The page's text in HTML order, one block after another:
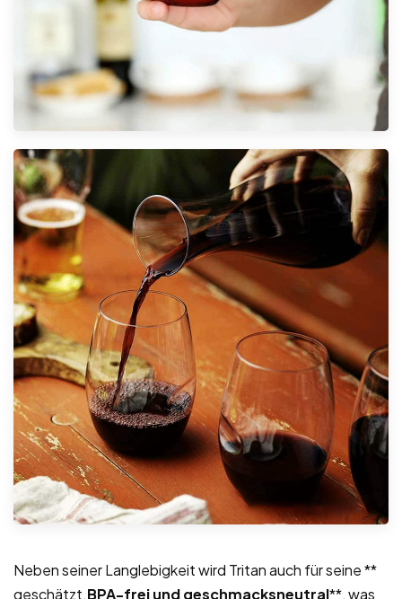
Neben seiner Langlebigkeit wird Tritan auch für seine **
geschätzt.BPA-frei und geschmacksneutral**, was